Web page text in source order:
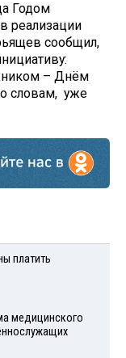
Годом
реализации
сообщил,
– Днём
словам, уже
платить
медицинского